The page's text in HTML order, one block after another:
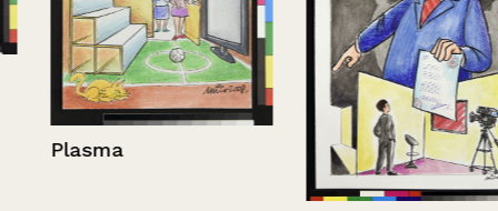
Plasma